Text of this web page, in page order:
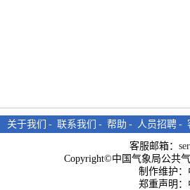
关于我们 - 联系我们 - 帮助 - 人员招聘 -
客服邮箱：
Copyright©中国气象局公共
制作维护
郑重声明